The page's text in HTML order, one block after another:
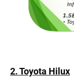
2. Toyota Hilux